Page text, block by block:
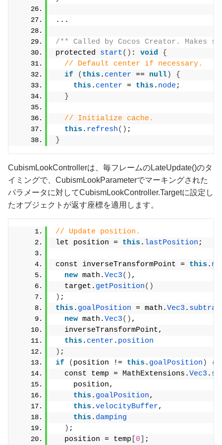
...
/** Called by Cocos Creator.
protected start() : void
{
// Default center if necessary.
if
( this . center == null)
{
this . center = this . node ;
}
// Initialize cache.
this . refresh() ;
}
CubismLookControllerは、毎フレームのLateUpdate()のタ
イミングで、CubismLookParameterでマーキングされた
パラメータに対してCubismLookController.Targetに設定し
たオブジェクトが返す座標を適用します。
// Update position.
let position = this . lastPosition ;
const inverseTransformPoint = this .
new math.Vec3() ,
  target.
getPosition()
) ;
this . goalPosition = math.Vec3 .
new math.Vec3() ,
  inverseTransformPoint,
this . center . position
) ;
if
( position != this . goalPosition )
{
  const temp = MathExtensions.
Vec3 .
    position,
this . goalPosition,
this .velocityBuffer,
this . damping
) ;
  position = temp
0
;